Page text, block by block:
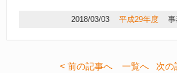
2018/03/03 平成29年度 事
< 前の記事へ 一覧へ 次の